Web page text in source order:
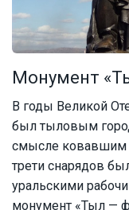
Монумент
В годы Великой
был тыловым
смысле ковавшим
трети снарядов
уральскими
монумент «Тыл —